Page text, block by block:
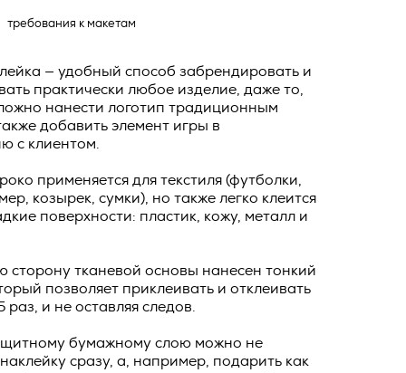
требования к макетам
— удобный способ забрендировать и
практически любое изделие, даже то,
нанести логотип традиционным
добавить элемент игры в
с клиентом.
применяется для текстиля (футболки,
козырек, сумки), но также легко клеится
поверхности: пластик, кожу, металл и
сторону тканевой основы нанесен тонкий
позволяет приклеивать и отклеивать
раз, и не оставляя следов.
бумажному слою можно не
сразу, а, например, подарить как
тексту –
по
в
полном и
№152-ФЗ
с
(ИНН
адрес
Поля, д.